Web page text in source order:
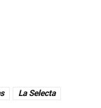
La Selecta